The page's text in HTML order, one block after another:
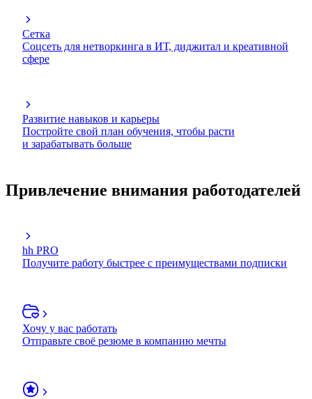
Сетка
Соцсеть для нетворкинга в ИТ, диджитал и креативной
сфере
Развитие навыков и карьеры
Постройте свой план обучения, чтобы расти
и зарабатывать больше
Привлечение внимания работодателей
hh PRO
Получите работу быстрее с преимуществами подписки
Хочу у вас работать
Отправьте своё резюме в компанию мечты